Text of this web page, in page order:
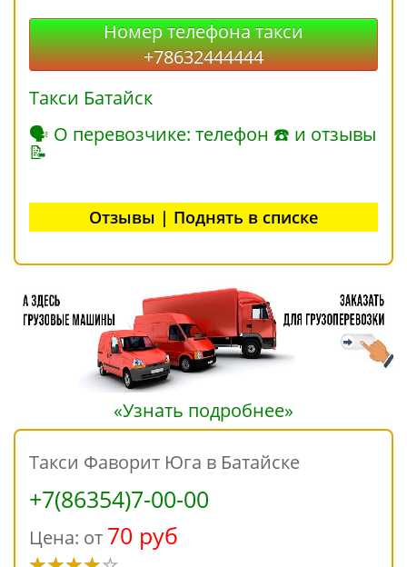
Номер телефона такси
+78632444444
Такси Батайск
🗣 О перевозчике: телефон ☎ и отзывы
📝
Отзывы | Поднять в списке
«Узнать подробнее»
Такси Фаворит Юга в Батайске
+7(86354)7-00-00
Цена: от 70 руб